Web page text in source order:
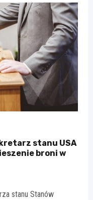
stanu USA
broni w
stanu Stanów